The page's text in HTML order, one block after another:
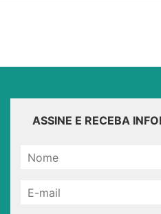
ASSINE E RECEBA